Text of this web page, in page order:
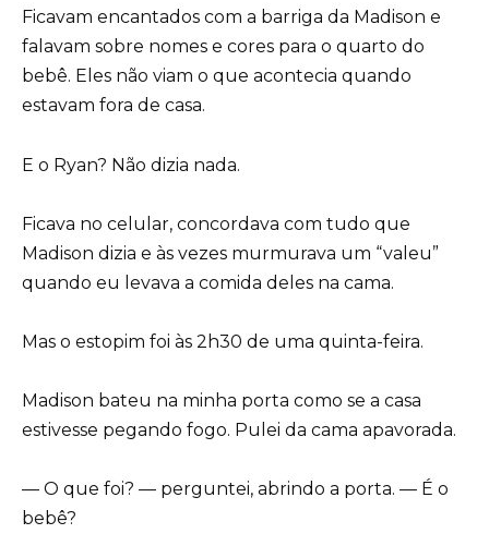
Ficavam encantados com a barriga da Madison e
falavam sobre nomes e cores para o quarto do
bebê. Eles não viam o que acontecia quando
estavam fora de casa.
E o Ryan? Não dizia nada.
Ficava no celular, concordava com tudo que
Madison dizia e às vezes murmurava um “valeu”
quando eu levava a comida deles na cama.
Mas o estopim foi às 2h30 de uma quinta-feira.
Madison bateu na minha porta como se a casa
estivesse pegando fogo. Pulei da cama apavorada.
— O que foi? — perguntei, abrindo a porta. — É o
bebê?